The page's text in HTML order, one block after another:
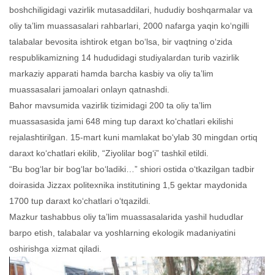
boshchiligidagi vazirlik mutasaddilari, hududiy boshqarmalar va
oliy ta’lim muassasalari rahbarlari, 2000 nafarga yaqin ko‘ngilli
talabalar bevosita ishtirok etgan bo‘lsa, bir vaqtning o‘zida
respublikamizning 14 hududidagi studiyalardan turib vazirlik
markaziy apparati hamda barcha kasbiy va oliy ta’lim
muassasalari jamoalari onlayn qatnashdi.
Bahor mavsumida vazirlik tizimidagi 200 ta oliy ta’lim
muassasasida jami 648 ming tup daraxt ko‘chatlari ekilishi
rejalashtirilgan. 15-mart kuni mamlakat bo‘ylab 30 mingdan ortiq
daraxt ko‘chatlari ekilib, “Ziyolilar bog‘i” tashkil etildi.
“Bu bog‘lar bir bog‘lar bo‘ladiki…” shiori ostida o‘tkazilgan tadbir
doirasida Jizzax politexnika institutining 1,5 gektar maydonida
1700 tup daraxt ko‘chatlari o‘tqazildi.
Mazkur tashabbus oliy ta’lim muassasalarida yashil hududlar
barpo etish, talabalar va yoshlarning ekologik madaniyatini
oshirishga xizmat qiladi.